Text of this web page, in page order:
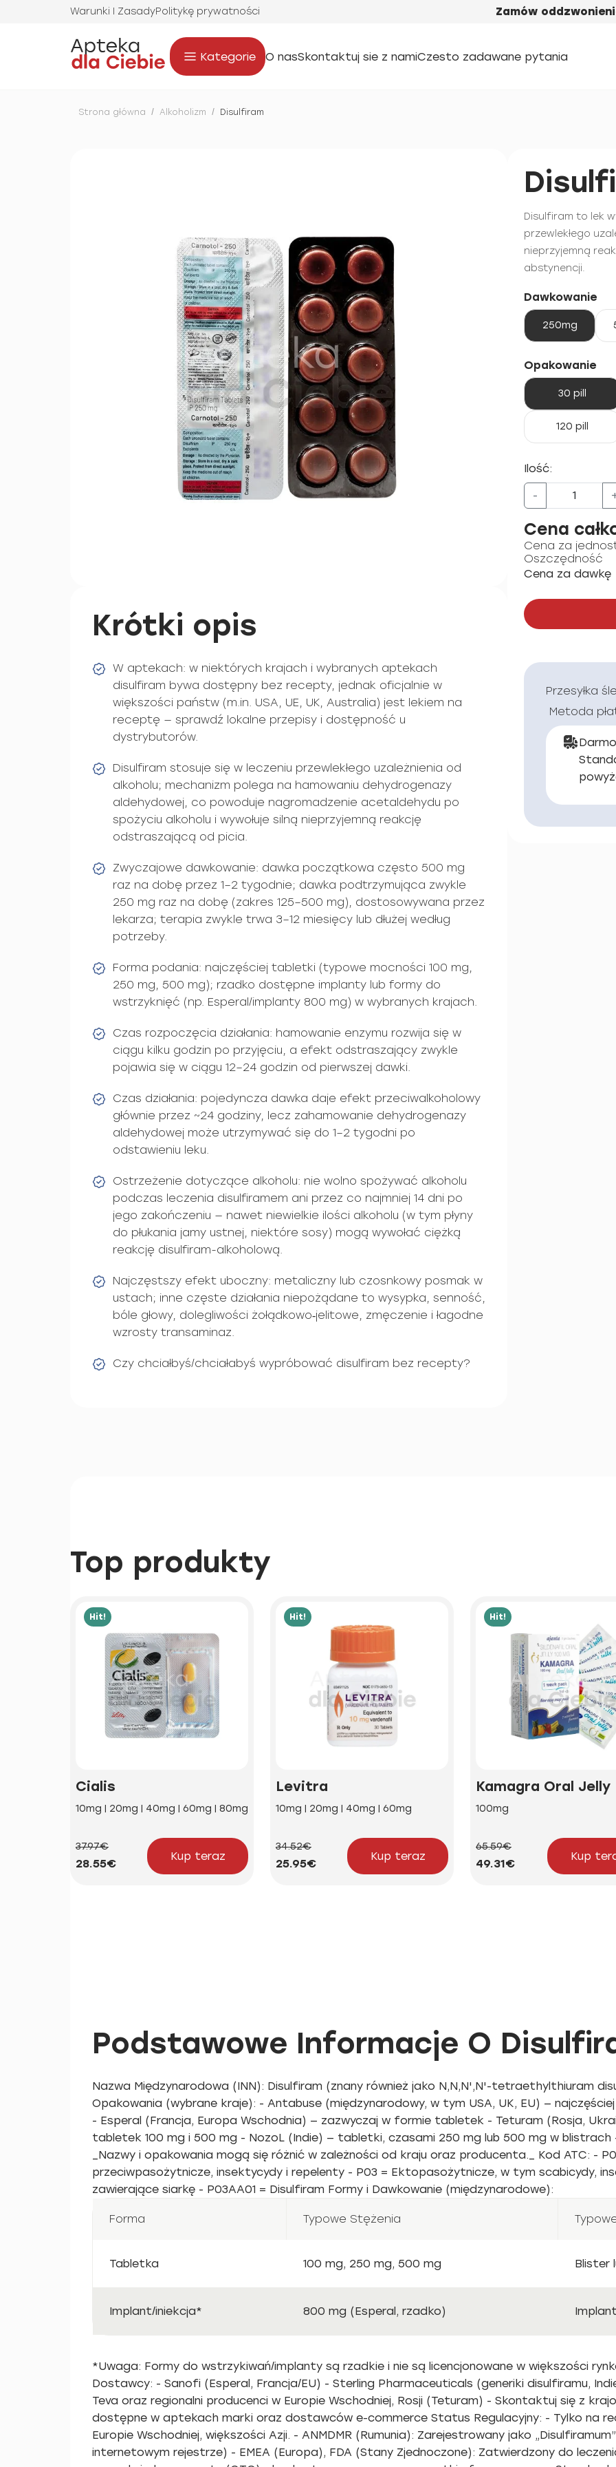
Warunki I ZasadyPolitykę prywatności Zamów
Kategorie O nasSkontaktuj sie z namiCzesto zadawane pytania
Strona główna / Alkoholizm / Disulfiram
Krótki opis
W aptekach: w niektórych krajach i wybranych aptekach
disulfiram bywa dostępny bez recepty, jednak oficjalnie w
większości państw (m.in. USA, UE, UK, Australia) jest lekiem na
receptę — sprawdź lokalne przepisy i dostępność u
dystrybutorów.
Disulfiram stosuje się w leczeniu przewlekłego uzależnienia od
alkoholu; mechanizm polega na hamowaniu dehydrogenazy
aldehydowej, co powoduje nagromadzenie acetaldehydu po
spożyciu alkoholu i wywołuje silną nieprzyjemną reakcję
odstraszającą od picia.
Zwyczajowe dawkowanie: dawka początkowa często 500 mg
raz na dobę przez 1–2 tygodnie; dawka podtrzymująca zwykle
250 mg raz na dobę (zakres 125–500 mg), dostosowywana przez
lekarza; terapia zwykle trwa 3–12 miesięcy lub dłużej według
potrzeby.
Forma podania: najczęściej tabletki (typowe mocności 100 mg,
250 mg, 500 mg); rzadko dostępne implanty lub formy do
wstrzyknięć (np. Esperal/implanty 800 mg) w wybranych krajach.
Czas rozpoczęcia działania: hamowanie enzymu rozwija się w
ciągu kilku godzin po przyjęciu, a efekt odstraszający zwykle
pojawia się w ciągu 12–24 godzin od pierwszej dawki.
Czas działania: pojedyncza dawka daje efekt przeciwalkoholowy
głównie przez ~24 godziny, lecz zahamowanie dehydrogenazy
aldehydowej może utrzymywać się do 1–2 tygodni po
odstawieniu leku.
Ostrzeżenie dotyczące alkoholu: nie wolno spożywać alkoholu
podczas leczenia disulfiramem ani przez co najmniej 14 dni po
jego zakończeniu — nawet niewielkie ilości alkoholu (w tym płyny
do płukania jamy ustnej, niektóre sosy) mogą wywołać ciężką
reakcję disulfiram-alkoholową.
Najczęstszy efekt uboczny: metaliczny lub czosnkowy posmak w
ustach; inne częste działania niepożądane to wysypka, senność,
bóle głowy, dolegliwości żołądkowo‑jelitowe, zmęczenie i łagodne
wzrosty transaminaz.
Czy chciałbyś/chciałabyś wypróbować disulfiram bez recepty?
Disulfiram to lek
przewlekłego
nieprzyjemną
abstynencji.
Dawkowanie
250mg
Opakowanie
30 pill
120 pill
Ilość:
-
Cena
Cena za
Oszczędność
Cena za dawkę
Przesyłka
Metoda
Top produkty
Hit!
Cialis
10mg | 20mg | 40mg | 60mg | 80mg
37.97€
28.55€
Kup teraz
Hit!
Levitra
10mg | 20mg | 40mg | 60mg
34.52€
25.95€
Kup teraz
Hit!
Kamagra Oral Jelly
100mg
65.59€
49.31€
Kup
Podstawowe Informacje O
Nazwa Międzynarodowa (INN): Disulfiram (znany również jako N,N,N',N'-tetraethylthiuram
Opakowania (wybrane kraje): - Antabuse (międzynarodowy, w tym USA, UK, EU) —
- Esperal (Francja, Europa Wschodnia) — zazwyczaj w formie tabletek - Teturam (Rosja,
tabletek 100 mg i 500 mg - NozoL (Indie) — tabletki, czasami 250 mg lub 500 mg w
_Nazwy i opakowania mogą się różnić w zależności od kraju oraz producenta._ Kod ATC: -
przeciwpasożytnicze, insektycydy i repelenty - P03 = Ektopasożytnicze, w tym scabicydy,
zawierające siarkę - P03AA01 = Disulfiram Formy i Dawkowanie (międzynarodowe):
Forma Typowe Stężenia
Tabletka 100 mg, 250 mg, 500 mg Blister
Implant/iniekcja* 800 mg (Esperal, rzadko)
*Uwaga: Formy do wstrzykiwań/implanty są rzadkie i nie są licencjonowane w większości
Dostawcy: - Sanofi (Esperal, Francja/EU) - Sterling Pharmaceuticals (generiki disulfiramu,
Teva oraz regionalni producenci w Europie Wschodniej, Rosji (Teturam) - Skontaktuj się z
dostępne w aptekach marki oraz dostawców e-commerce Status Regulacyjny: - Tylko na
Europie Wschodniej, większości Azji. - ANMDMR (Rumunia): Zarejestrowany jako
internetowym rejestrze) - EMEA (Europa), FDA (Stany Zjednoczone): Zatwierdzony do